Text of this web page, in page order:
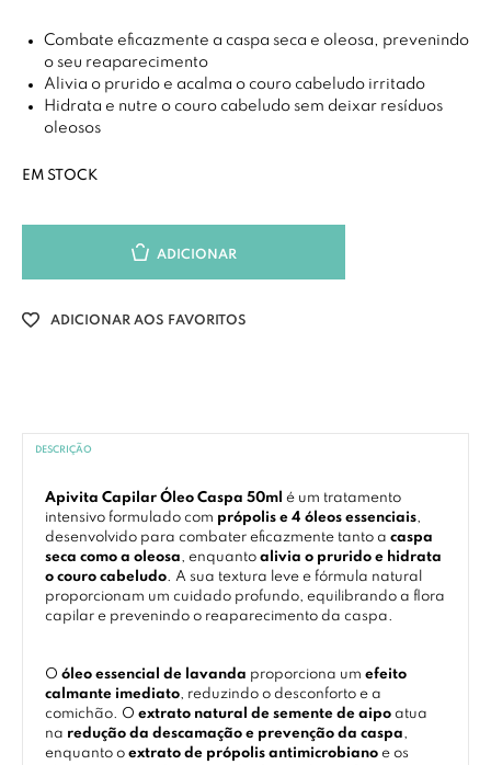
Combate eficazmente a caspa seca e oleosa, prevenindo
o seu reaparecimento
Alivia o prurido e acalma o couro cabeludo irritado
Hidrata e nutre o couro cabeludo sem deixar resíduos
oleosos
EM STOCK
ADICIONAR
ADICIONAR AOS FAVORITOS
DESCRIÇÃO
Apivita Capilar Óleo Caspa 50ml é um tratamento
intensivo formulado com própolis e 4 óleos essenciais,
desenvolvido para combater eficazmente tanto a caspa
seca como a oleosa, enquanto alivia o prurido e hidrata
o couro cabeludo. A sua textura leve e fórmula natural
proporcionam um cuidado profundo, equilibrando a flora
capilar e prevenindo o reaparecimento da caspa.
O óleo essencial de lavanda proporciona um efeito
calmante imediato, reduzindo o desconforto e a
comichão. O extrato natural de semente de aipo atua
na redução da descamação e prevenção da caspa,
enquanto o extrato de própolis antimicrobiano e os